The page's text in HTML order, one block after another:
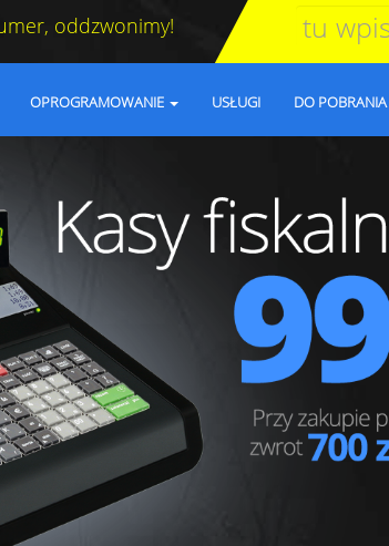
oddzwonimy!
OPROGRAMOWANIE USŁUGI DO POBRANIA